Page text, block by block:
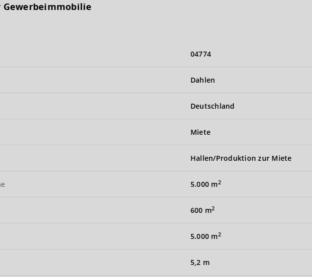
04774
Dahlen
Deutschland
Miete
Hallen/Produktion zur Miete
5.000 m2
600 m2
5.000 m2
5,2 m